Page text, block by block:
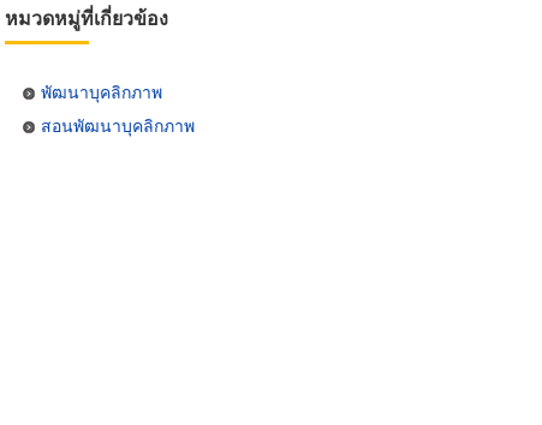
หมวดหมู่ที่เกี่ยวข้อง
พัฒนาบุคลิกภาพ
สอนพัฒนาบุคลิกภาพ